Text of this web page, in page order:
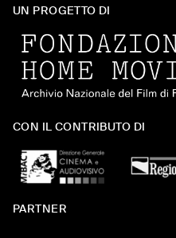
UN PROGETTO DI
CON IL CONTRIBUTO DI
PARTNER